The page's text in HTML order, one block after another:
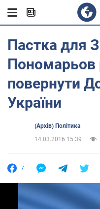
Пастка для
Пономарьов
повернути
України
(Архів) Політика
14.03.2016 15:39
7